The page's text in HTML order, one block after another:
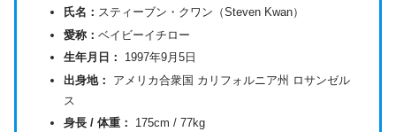
氏名： スティーブン・クワン（Steven Kwan）
愛称： ベイビーイチロー
生年月日：
1997年9月5日
出身地：
アメリカ合衆国 カリフォルニア州 ロサンゼル
ス
身長 / 体重：
175cm / 77kg